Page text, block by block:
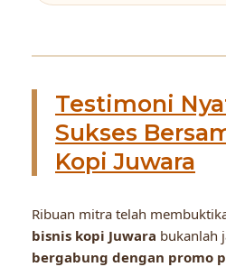
Testimoni
Sukses
Kopi Juwara
Ribuan mitra telah
bisnis kopi Juwara bukanlah
bergabung dengan promo